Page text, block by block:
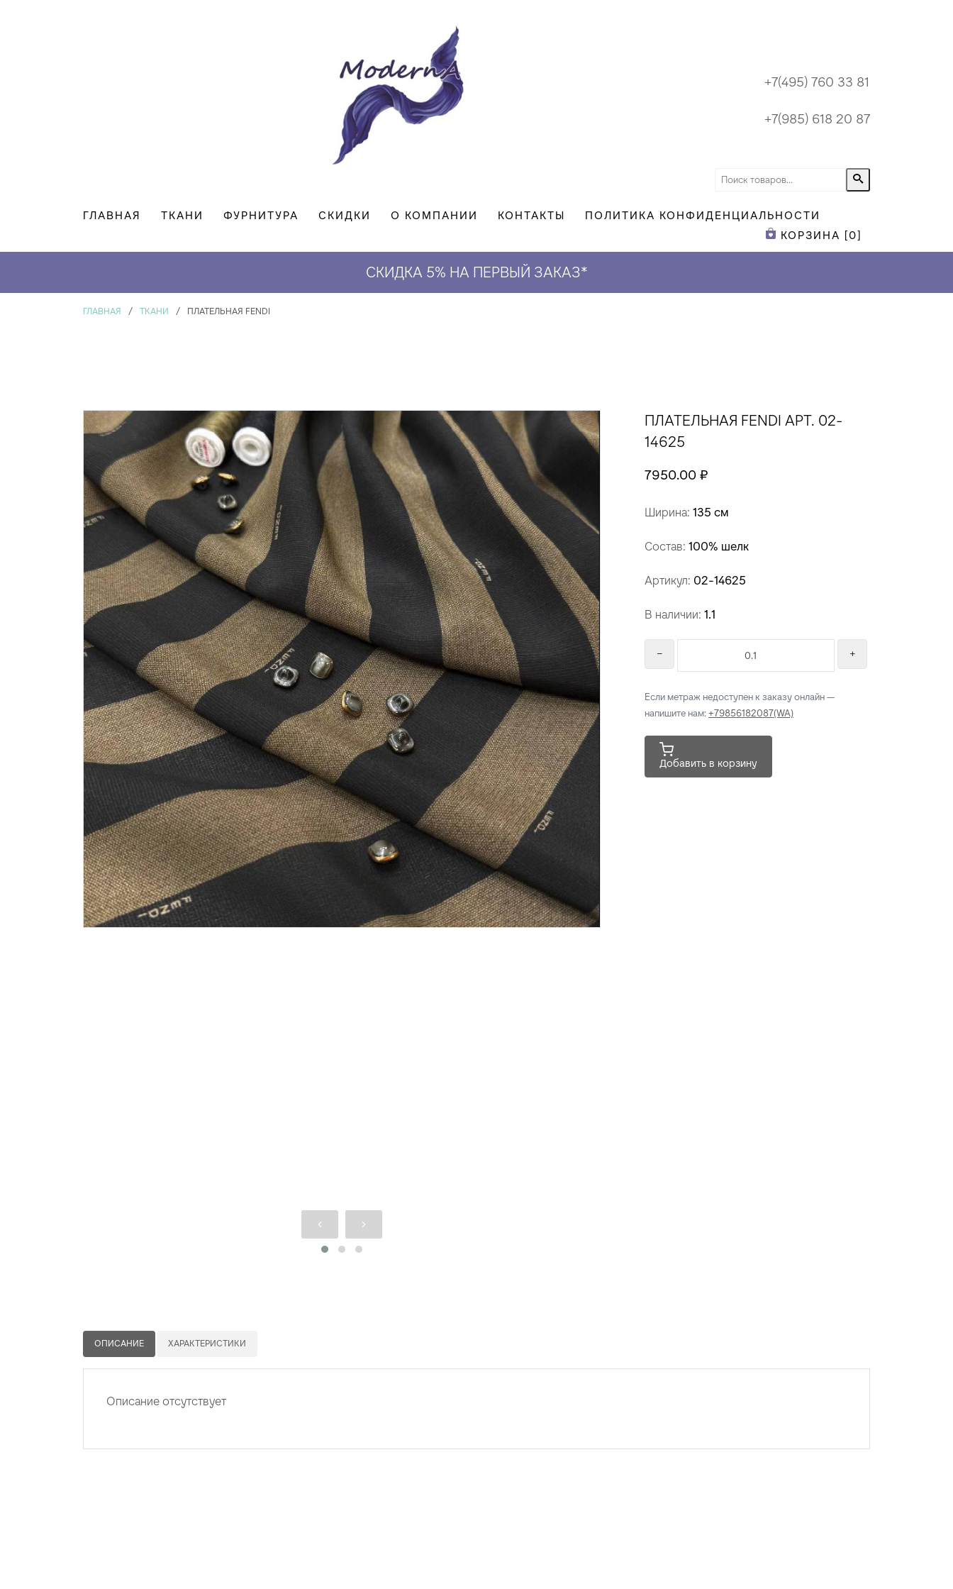
+7(495) 760 33 81
+7(985) 618 20 87
ГЛАВНАЯ ТКАНИ ФУРНИТУРА СКИДКИ О КОМПАНИИ КОНТАКТЫ
ПОЛИТИКА КОНФИДЕНЦИАЛЬНОСТИ
КОРЗИНА [0]
СКИДКА 5% НА ПЕРВЫЙ ЗАКАЗ*
ГЛАВНАЯ / ТКАНИ / ПЛАТЕЛЬНАЯ FENDI
ПЛАТЕЛЬНАЯ FENDI АРТ. 02-
14625
7950.00 ₽
Ширина: 135 см
Состав: 100% шелк
Артикул: 02-14625
В наличии: 1.1
Если метраж недоступен к заказу онлайн —
напишите нам:+79856182087(WA)
Добавить в корзину
ОПИСАНИЕ ХАРАКТЕРИСТИКИ
Описание отсутствует